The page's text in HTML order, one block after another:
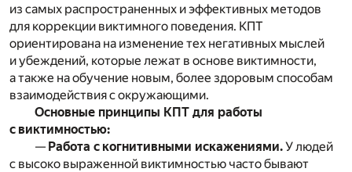
из самых распространенных и эффективных методов
для коррекции виктимного поведения. КПТ
ориентирована на изменение тех негативных мыслей
и убеждений, которые лежат в основе виктимности,
а также на обучение новым, более здоровым способам
взаимодействия с окружающими.
Основные принципы КПТ для работы
с виктимностью:
— Работа с когнитивными искажениями.У людей
с высоко выраженной виктимностью часто бывают